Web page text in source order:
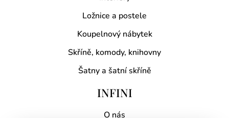
Ložnice a postele
Koupelnový nábytek
Skříně, komody, knihovny
Šatny a šatní skříně
INFINI
O nás